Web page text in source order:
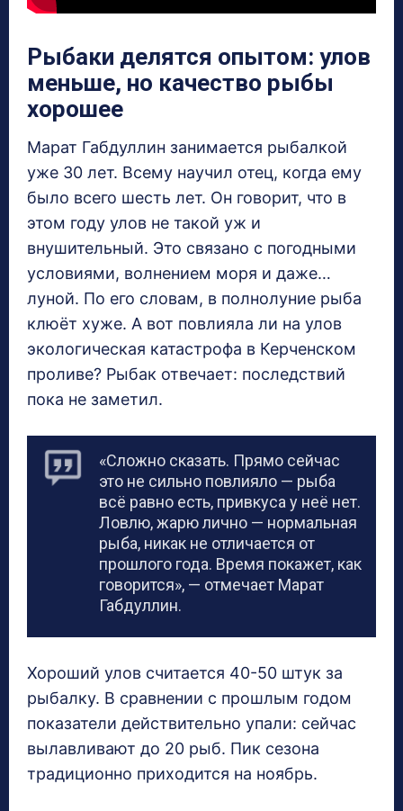
Рыбаки делятся опытом: улов
меньше, но качество рыбы
хорошее
Марат Габдуллин занимается рыбалкой
уже 30 лет. Всему научил отец, когда ему
было всего шесть лет. Он говорит, что в
этом году улов не такой уж и
внушительный. Это связано с погодными
условиями, волнением моря и даже…
луной. По его словам, в полнолуние рыба
клюёт хуже. А вот повлияла ли на улов
экологическая катастрофа в Керченском
проливе? Рыбак отвечает: последствий
пока не заметил.
«Сложно сказать. Прямо сейчас
это не сильно повлияло — рыба
всё равно есть, привкуса у неё нет.
Ловлю, жарю лично — нормальная
рыба, никак не отличается от
прошлого года. Время покажет, как
говорится», — отмечает Марат
Габдуллин.
Хороший улов считается 40-50 штук за
рыбалку. В сравнении с прошлым годом
показатели действительно упали: сейчас
вылавливают до 20 рыб. Пик сезона
традиционно приходится на ноябрь.